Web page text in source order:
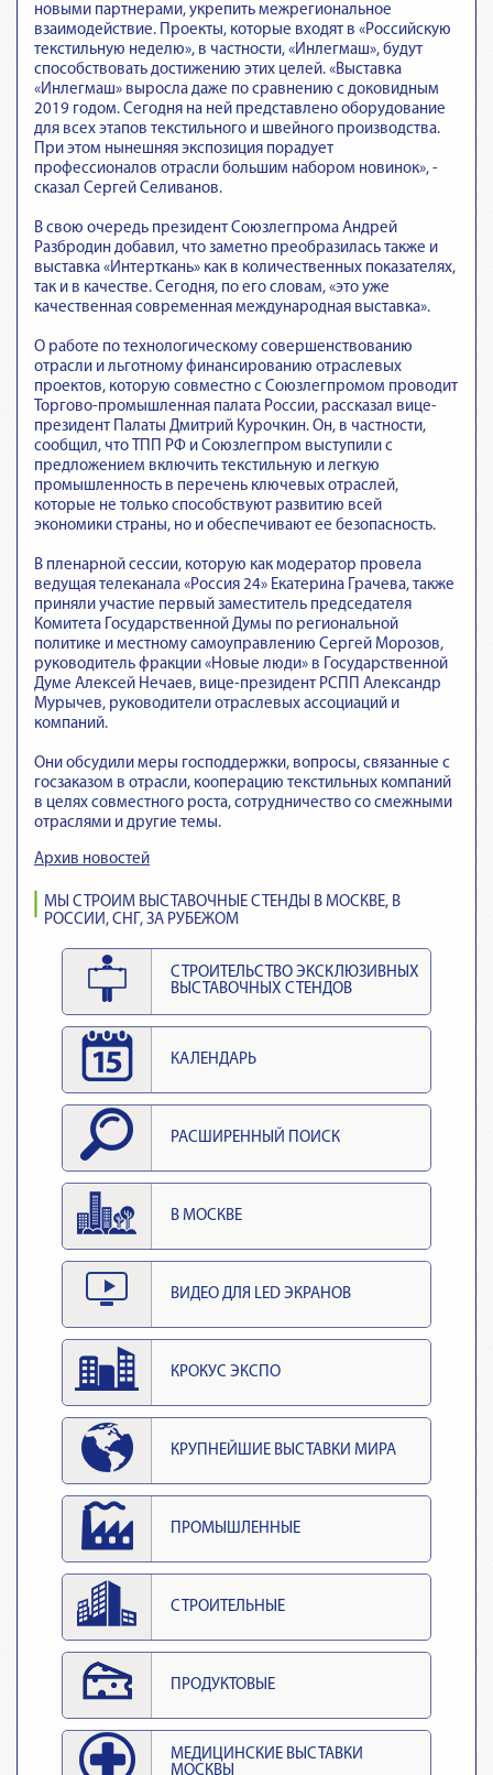
новыми партнерами, укрепить межрегиональное
взаимодействие. Проекты, которые входят в «Российскую
текстильную неделю», в частности, «Инлегмаш», будут
способствовать достижению этих целей. «Выставка
«Инлегмаш» выросла даже по сравнению с доковидным
2019 годом. Сегодня на ней представлено оборудование
для всех этапов текстильного и швейного производства.
При этом нынешняя экспозиция порадует
профессионалов отрасли большим набором новинок», -
сказал Сергей Селиванов.
В свою очередь президент Союзлегпрома Андрей
Разбродин добавил, что заметно преобразилась также и
выставка «Интерткань» как в количественных показателях,
так и в качестве. Сегодня, по его словам, «это уже
качественная современная международная выставка».
О работе по технологическому совершенствованию
отрасли и льготному финансированию отраслевых
проектов, которую совместно с Союзлегпромом проводит
Торгово-промышленная палата России, рассказал вице-
президент Палаты Дмитрий Курочкин. Он, в частности,
сообщил, что ТПП РФ и Союзлегпром выступили с
предложением включить текстильную и легкую
промышленность в перечень ключевых отраслей,
которые не только способствуют развитию всей
экономики страны, но и обеспечивают ее безопасность.
В пленарной сессии, которую как модератор провела
ведущая телеканала «Россия 24» Екатерина Грачева, также
приняли участие первый заместитель председателя
Комитета Государственной Думы по региональной
политике и местному самоуправлению Сергей Морозов,
руководитель фракции «Новые люди» в Государственной
Думе Алексей Нечаев, вице-президент РСПП Александр
Мурычев, руководители отраслевых ассоциаций и
компаний.
Они обсудили меры господдержки, вопросы, связанные с
госзаказом в отрасли, кооперацию текстильных компаний
в целях совместного роста, сотрудничество со смежными
отраслями и другие темы.
Архив новостей
МЫ СТРОИМ ВЫСТАВОЧНЫЕ СТЕНДЫ В МОСКВЕ, В
РОССИИ, СНГ, ЗА РУБЕЖОМ
СТРОИТЕЛЬСТВО ЭКСКЛЮЗИВНЫХ
ВЫСТАВОЧНЫХ СТЕНДОВ
КАЛЕНДАРЬ
РАСШИРЕННЫЙ ПОИСК
В МОСКВЕ
ВИДЕО ДЛЯ LED ЭКРАНОВ
КРОКУС ЭКСПО
КРУПНЕЙШИЕ ВЫСТАВКИ МИРА
ПРОМЫШЛЕННЫЕ
СТРОИТЕЛЬНЫЕ
ПРОДУКТОВЫЕ
МЕДИЦИНСКИЕ ВЫСТАВКИ
МОСКВЫ